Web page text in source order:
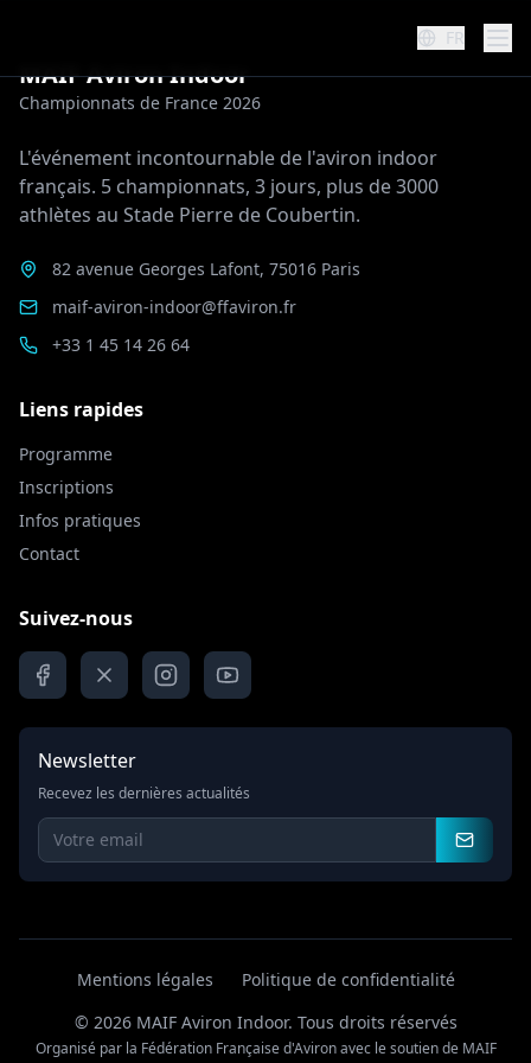
FR
MAIF Aviron Indoor
Championnats de France 2026
L'événement incontournable de l'aviron indoor
français. 5 championnats, 3 jours, plus de 3000
athlètes au Stade Pierre de Coubertin.
82 avenue Georges Lafont, 75016 Paris
maif-aviron-indoor@ffaviron.fr
+33 1 45 14 26 64
Liens rapides
Programme
Inscriptions
Infos pratiques
Contact
Suivez-nous
Newsletter
Recevez les dernières actualités
Mentions légales
Politique de confidentialité
© 2026 MAIF Aviron Indoor. Tous droits réservés
Organisé par la Fédération Française d'Aviron avec le soutien de MAIF